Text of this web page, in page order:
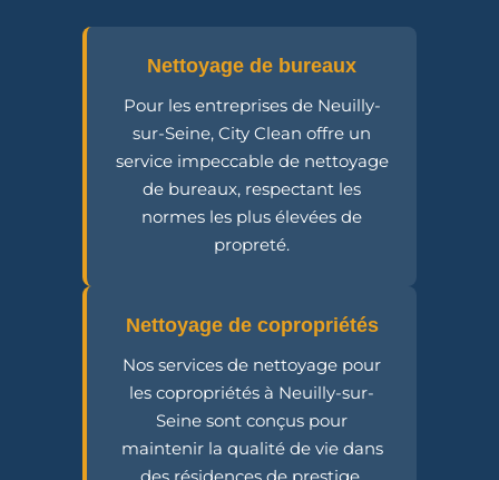
Nettoyage de bureaux
Pour les entreprises de Neuilly-
sur-Seine, City Clean offre un
service impeccable de nettoyage
de bureaux, respectant les
normes les plus élevées de
propreté.
Nettoyage de copropriétés
Nos services de nettoyage pour
les copropriétés à Neuilly-sur-
Seine sont conçus pour
maintenir la qualité de vie dans